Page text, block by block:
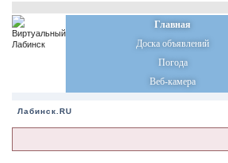
Главная
Доска объявлений
Погода
Веб-камера
Лабинск.RU